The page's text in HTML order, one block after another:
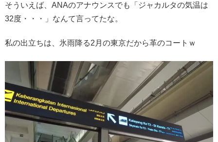
そういえば、ANAのアナウンスでも「ジャカルタの気温は
32度・・・」なんて言ってたな。
私の出立ちは、氷雨降る2月の東京だから革のコートｗ